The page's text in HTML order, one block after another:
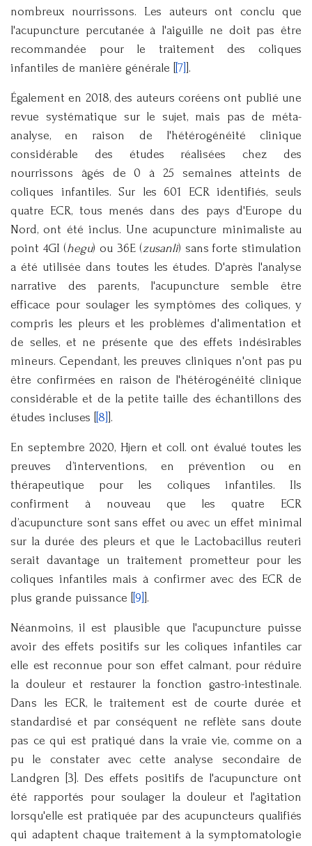
nombreux nourrissons. Les auteurs ont conclu que
l'acupuncture percutanée à l'aiguille ne doit pas être
recommandée pour le traitement des coliques
infantiles de manière générale [
[7] ].
Également en 2018, des auteurs coréens ont publié une
revue systématique sur le sujet, mais pas de méta-
analyse, en raison de l'hétérogénéité clinique
considérable des études réalisées chez des
nourrissons âgés de 0 à 25 semaines atteints de
coliques infantiles. Sur les 601 ECR identifiés, seuls
quatre ECR, tous menés dans des pays d'Europe du
Nord, ont été inclus. Une acupuncture minimaliste au
point 4GI (hegu) ou 36E (zusanli) sans forte stimulation
a été utilisée dans toutes les études. D'après l'analyse
narrative des parents, l'acupuncture semble être
efficace pour soulager les symptômes des coliques, y
compris les pleurs et les problèmes d'alimentation et
de selles, et ne présente que des effets indésirables
mineurs. Cependant, les preuves cliniques n'ont pas pu
être confirmées en raison de l'hétérogénéité clinique
considérable et de la petite taille des échantillons des
études incluses [
[8] ].
En septembre 2020, Hjern et coll. ont évalué toutes les
preuves d’interventions, en prévention ou en
thérapeutique pour les coliques infantiles. Ils
confirment à nouveau que les quatre ECR
d’acupuncture sont sans effet ou avec un effet minimal
sur la durée des pleurs et que le Lactobacillus reuteri
serait davantage un traitement prometteur pour les
coliques infantiles mais à confirmer avec des ECR de
plus grande puissance [
[9] ].
Néanmoins, il est plausible que l'acupuncture puisse
avoir des effets positifs sur les coliques infantiles car
elle est reconnue pour son effet calmant, pour réduire
la douleur et restaurer la fonction gastro-intestinale.
Dans les ECR, le traitement est de courte durée et
standardisé et par conséquent ne reflète sans doute
pas ce qui est pratiqué dans la vraie vie, comme on a
pu le constater avec cette analyse secondaire de
Landgren [3]. Des effets positifs de l'acupuncture ont
été rapportés pour soulager la douleur et l'agitation
lorsqu'elle est pratiquée par des acupuncteurs qualifiés
qui adaptent chaque traitement à la symptomatologie